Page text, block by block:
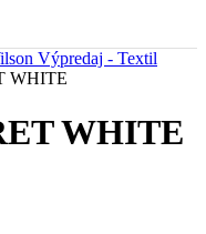
Výpredaj - Textil
WHITE
WHITE